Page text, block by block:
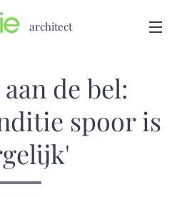
architect
de bel:
spoor is